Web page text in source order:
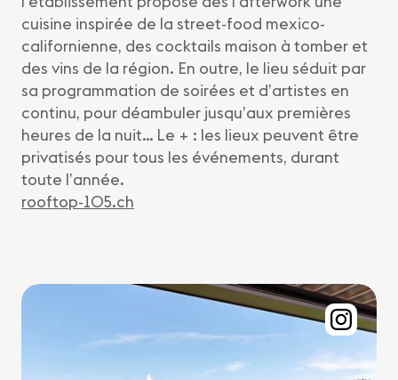
cuisine inspirée de la street-food mexico-
californienne, des cocktails maison à tomber et
des vins de la région. En outre, le lieu séduit par
sa programmation de soirées et d’artistes en
continu, pour déambuler jusqu’aux premières
heures de la nuit… Le + : les lieux peuvent être
privatisés pour tous les événements, durant
toute l’année.
rooftop-105.ch